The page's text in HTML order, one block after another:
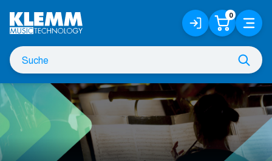
Hauptinhalt
Suche
nach
Anmelden
/
Registrieren
0 Menü